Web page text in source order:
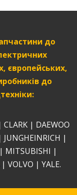
до
європейських,
до
| DAEWOO
|
MITSUBISHI |
VOLVO | YALE.